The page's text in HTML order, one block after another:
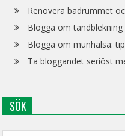
Renovera badrummet
Blogga om tandblekning
Blogga om munhälsa:
Ta bloggandet seriöst
SÖK